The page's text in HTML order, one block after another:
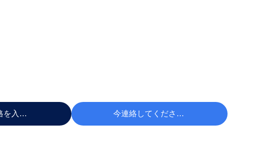
を入手 今連絡してください